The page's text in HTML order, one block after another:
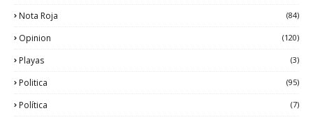
Nota Roja (84)
Opinion (120)
Playas (3)
Politica (95)
Política (7)